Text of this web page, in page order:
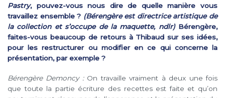
Pastry, pouvez-vous nous dire de quelle manière vous
travaillez ensemble ? (Bérengère est directrice artistique de
la collection et s’occupe de la maquette, ndlr)Bérengère,
faites-vous beaucoup de retours à Thibaud sur ses idées,
pour les restructurer ou modifier en ce qui concerne la
présentation, par exemple ?
Bérengère Demoncy :On travaille vraiment à deux une fois
que toute la partie écriture des recettes est faite et qu’on